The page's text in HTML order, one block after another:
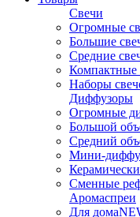
Свечи
Огромные
Большие
Средние
Компактные
Наборы
Диффузоры
Огромные
Большой
Средний
Мини-
Сменные
Аромаспреи
Для дома